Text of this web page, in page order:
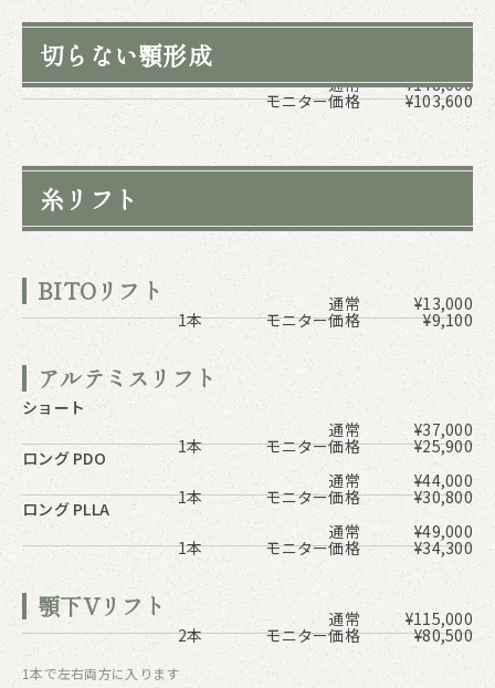
切らない顎形成
モニター価格 ¥103,600
通常 ¥148,000
糸リフト
BITOリフト
1本 モニター価格 ¥9,100
通常 ¥13,000
アルテミスリフト
ショート
1本
モニター価格 ¥25,900
通常
¥37,000
ロング PDO
1本
モニター価格 ¥30,800
通常
¥44,000
ロング PLLA
1本
モニター価格 ¥34,300
通常 ¥49,000
顎下Vリフト
2本 モニター価格 ¥80,500
通常 ¥115,000
1本で左右両方に入ります